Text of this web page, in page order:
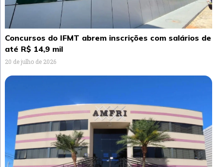
Concursos do IFMT abrem inscrições com salários de
até R$ 14,9 mil
20 de julho de 2026